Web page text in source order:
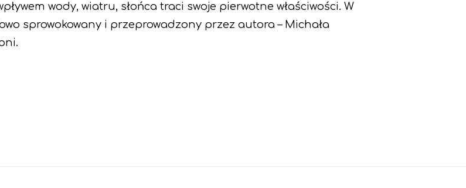
wody, wiatru, słońca traci swoje pierwotne właściwości. W
sprowokowany i przeprowadzony przez autora – Michała